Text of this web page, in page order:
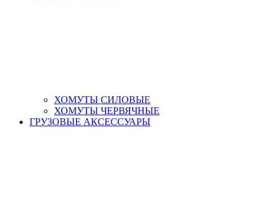
ХОМУТЫ СИЛОВЫЕ
ХОМУТЫ ЧЕРВЯЧНЫЕ
ГРУЗОВЫЕ АКСЕССУАРЫ